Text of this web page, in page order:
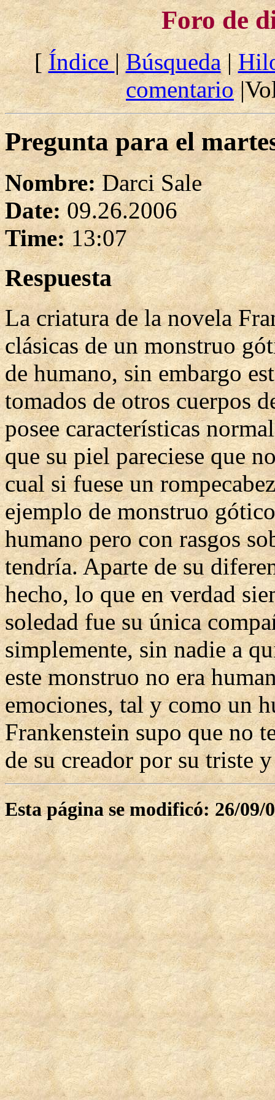
Foro de
[Índice|Búsqueda|
comentario
Pregunta para el
Nombre:Darci Sale
Date:09.26.2006
Time:13:07
Respuesta
La criatura de la novela
clásicas de un monstruo
de humano, sin embargo
tomados de otros cuerpos
posee características
que su piel pareciese que
cual si fuese un
ejemplo de monstruo
humano pero con rasgos
tendría. Aparte de su
hecho, lo que en verdad
soledad fue su única
simplemente, sin nadie a
este monstruo no era
emociones, tal y como un
Frankenstein supo que no
de su creador por su triste
Esta página se modificó: 26/09/